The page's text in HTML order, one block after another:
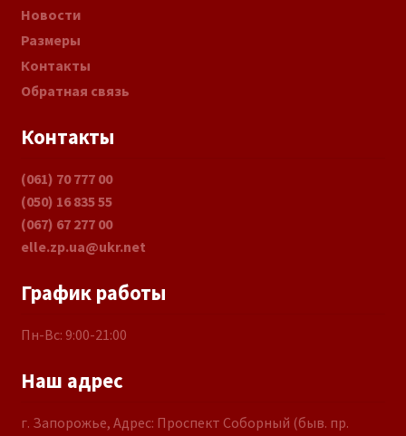
Новости
Размеры
Контакты
Обратная связь
Контакты
(061) 70 777 00
(050) 16 835 55
(067) 67 277 00
elle.zp.ua@ukr.net
График работы
Пн-Вс: 9:00-21:00
Наш адрес
г. Запорожье, Адрес: Проспект Соборный (быв. пр.